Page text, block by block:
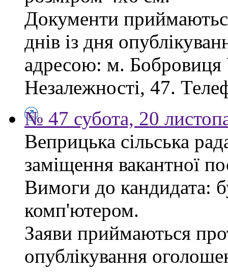
Документи
днів із дня
адресою: м. Бобровиця
Незалежності, 47.
№ 47 субота, 20
Веприцька сільська
заміщення вакантної
Вимоги до кандидата:
комп'ютером.
Заяви приймаються
опублікування